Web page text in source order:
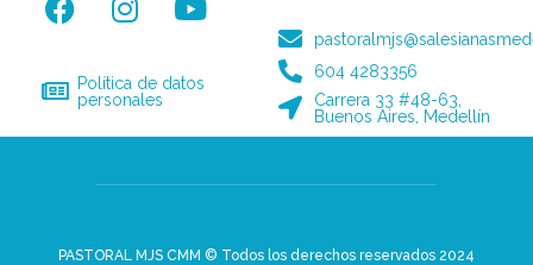
Política de datos
personales
604 4283356
Carrera 33 #48-63,
Buenos Aires, Medellín
PASTORAL MJS CMM © Todos los derechos reservados 2024